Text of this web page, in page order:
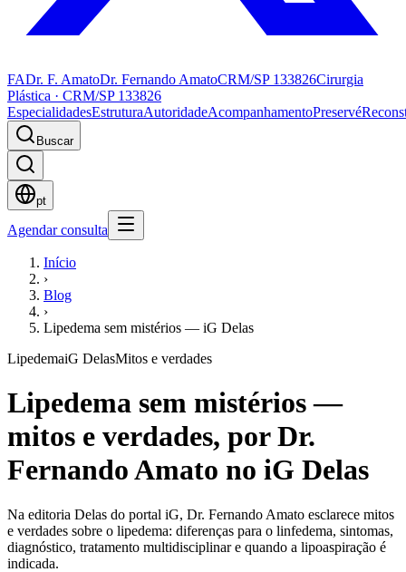
FADr. F. AmatoDr. Fernando AmatoCRM/SP 133826Cirurgia
Plástica · CRM/SP 133826
EspecialidadesEstruturaAutoridadeAcompanhamentoPreservé
Buscar
pt
Agendar consulta
Início
›
Blog
›
Lipedema sem mistérios — iG Delas
LipedemaiG DelasMitos e verdades
Lipedema sem mistérios —
mitos e verdades, por Dr.
Fernando Amato no iG Delas
Na editoria Delas do portal iG, Dr. Fernando Amato esclarece mitos
e verdades sobre o lipedema: diferenças para o linfedema, sintomas,
diagnóstico, tratamento multidisciplinar e quando a lipoaspiração é
indicada.